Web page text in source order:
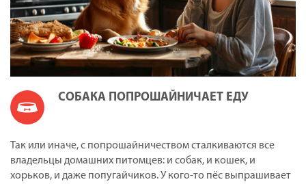
СОБАКА ПОПРОШАЙНИЧАЕТ ЕДУ
Так или иначе, с попрошайничеством сталкиваются все
владельцы домашних питомцев: и собак, и кошек, и
хорьков, и даже попугайчиков. У кого-то пёс выпрашивает